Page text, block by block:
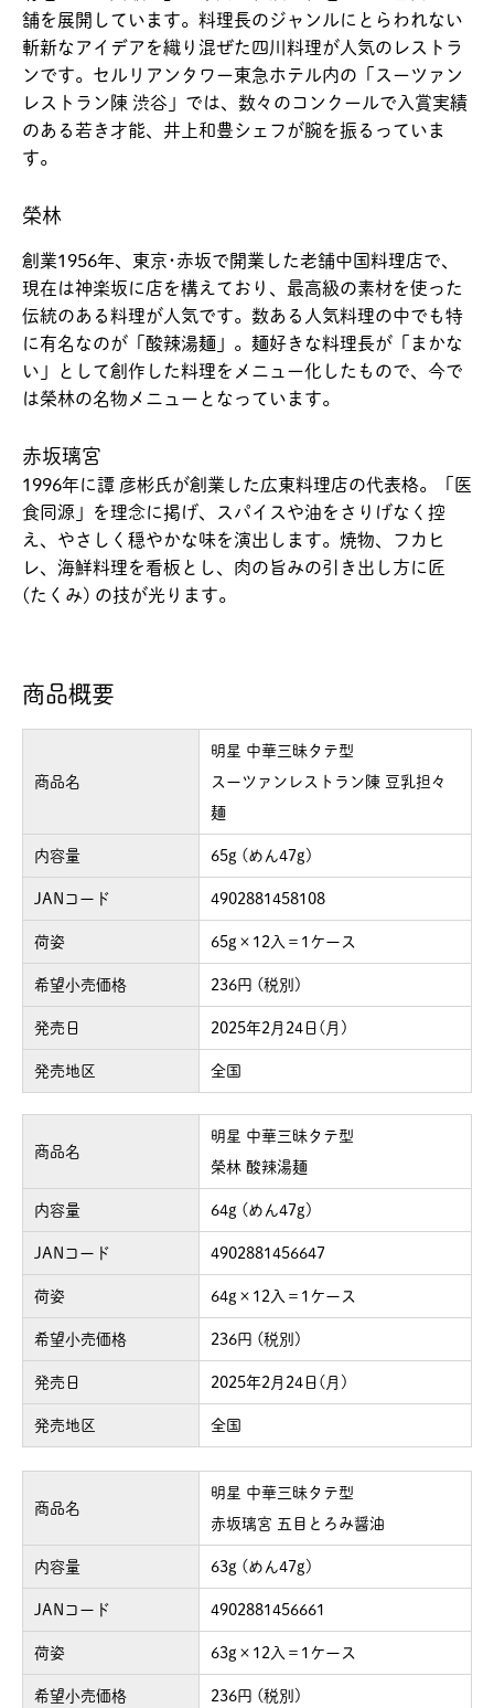
舗を展開しています。料理長のジャンルにとらわれない
斬新なアイデアを織り混ぜた四川料理が人気のレストラ
ンです。セルリアンタワー東急ホテル内の「スーツァン
レストラン陳 渋谷」では、数々のコンクールで入賞実績
のある若き才能、井上和豊シェフが腕を振るっていま
す。
榮林
創業1956年、東京･赤坂で開業した老舗中国料理店で、
現在は神楽坂に店を構えており、最高級の素材を使った
伝統のある料理が人気です。数ある人気料理の中でも特
に有名なのが「酸辣湯麺」。麺好きな料理長が「まかな
い」として創作した料理をメニュー化したもので、今で
は榮林の名物メニューとなっています。
赤坂璃宮
1996年に譚 彦彬氏が創業した広東料理店の代表格。「医
食同源」を理念に掲げ、スパイスや油をさりげなく控
え、やさしく穏やかな味を演出します。焼物、フカヒ
レ、海鮮料理を看板とし、肉の旨みの引き出し方に匠
(たくみ) の技が光ります。
商品概要
商品名
明星 中華三昧タテ型
スーツァンレストラン陳 豆乳担々
麺
内容量 65g (めん47g)
JANコード 4902881458108
荷姿 65g×12入＝1ケース
希望小売価格 236円 (税別)
発売日 2025年2月24日(月)
発売地区 全国
商品名
明星 中華三昧タテ型
榮林 酸辣湯麺
内容量 64g (めん47g)
JANコード 4902881456647
荷姿 64g×12入＝1ケース
希望小売価格 236円 (税別)
発売日 2025年2月24日(月)
発売地区 全国
商品名
明星 中華三昧タテ型
赤坂璃宮 五目とろみ醤油
内容量 63g (めん47g)
JANコード 4902881456661
荷姿 63g×12入＝1ケース
希望小売価格 236円 (税別)